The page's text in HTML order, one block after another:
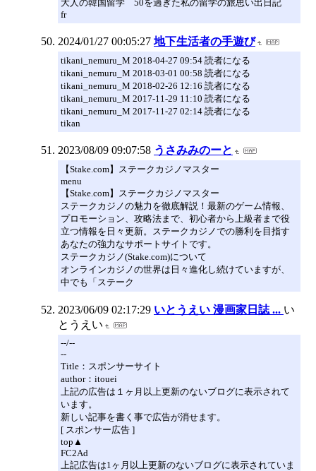
大人の韓国留学 50を過ぎた私の留学の旅思い出日記
fr
2024/01/27 00:05:27 地下生活者の手遊び
tikani_nemuru_M 2018-04-27 09:54 読者になる
tikani_nemuru_M 2018-03-01 00:58 読者になる
tikani_nemuru_M 2018-02-26 12:16 読者になる
tikani_nemuru_M 2017-11-29 11:10 読者になる
tikani_nemuru_M 2017-11-27 02:14 読者になる
tikan
2023/08/09 09:07:58 うさみみのーと
【Stake.com】ステークカジノマスター
menu
【Stake.com】ステークカジノマスター
ステークカジノの魅力を徹底解説！最新のゲーム情報、
プロモーション、攻略法まで、初心者から上級者まで役
立つ情報を日々更新。ステークカジノでの勝利を目指す
あなたの強力なサポートサイトです。
ステークカジノ(Stake.com)について
オンラインカジノの世界は日々進化し続けていますが、
中でも「ステーク
2023/06/09 02:17:29 いとうえい 漫画家日誌 ... い
とうえい
--/--
--
Title：スポンサーサイト
author：itouei
上記の広告は１ヶ月以上更新のないブログに表示されて
います。
新しい記事を書く事で広告が消せます。
[ スポンサー広告 ]
top▲
FC2Ad
上記広告は1ヶ月以上更新のないブログに表示されていま